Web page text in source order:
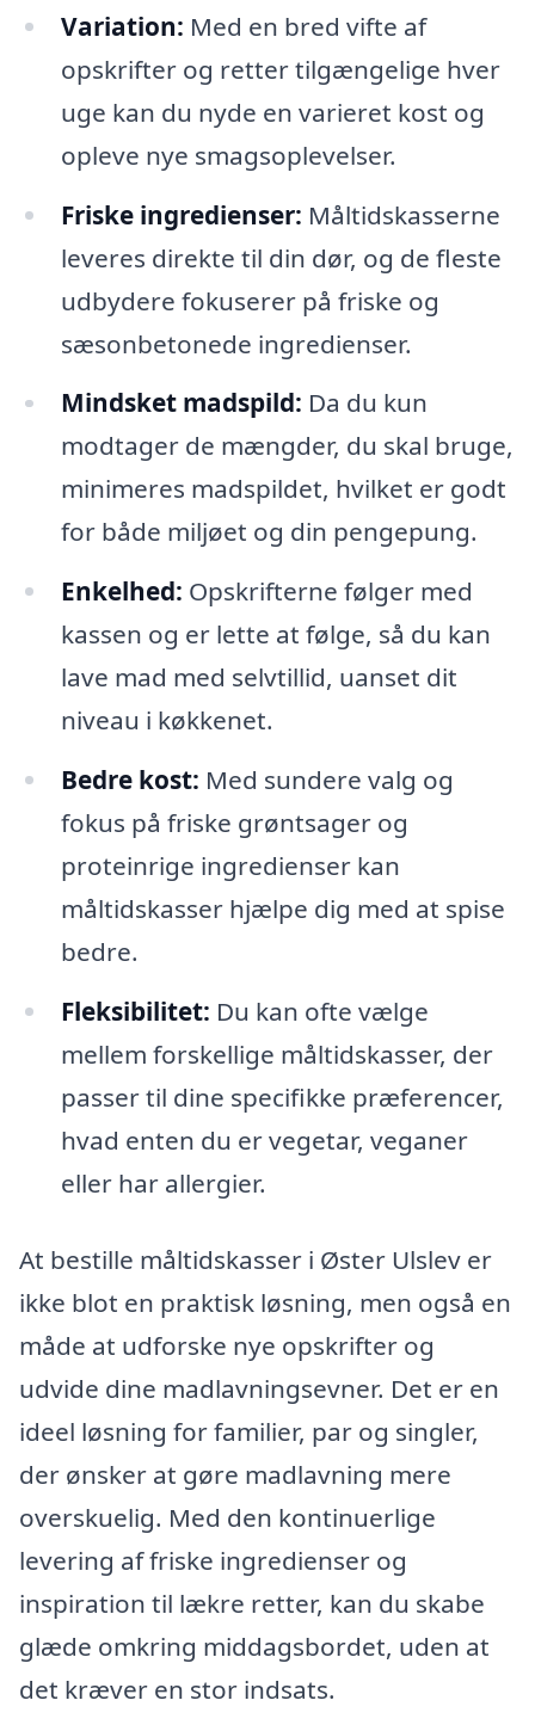
Variation: Med en bred vifte af
opskrifter og retter tilgængelige hver
uge kan du nyde en varieret kost og
opleve nye smagsoplevelser.
Friske ingredienser: Måltidskasserne
leveres direkte til din dør, og de fleste
udbydere fokuserer på friske og
sæsonbetonede ingredienser.
Mindsket madspild: Da du kun
modtager de mængder, du skal bruge,
minimeres madspildet, hvilket er godt
for både miljøet og din pengepung.
Enkelhed: Opskrifterne følger med
kassen og er lette at følge, så du kan
lave mad med selvtillid, uanset dit
niveau i køkkenet.
Bedre kost: Med sundere valg og
fokus på friske grøntsager og
proteinrige ingredienser kan
måltidskasser hjælpe dig med at spise
bedre.
Fleksibilitet: Du kan ofte vælge
mellem forskellige måltidskasser, der
passer til dine specifikke præferencer,
hvad enten du er vegetar, veganer
eller har allergier.
At bestille måltidskasser i Øster Ulslev er
ikke blot en praktisk løsning, men også en
måde at udforske nye opskrifter og
udvide dine madlavningsevner. Det er en
ideel løsning for familier, par og singler,
der ønsker at gøre madlavning mere
overskuelig. Med den kontinuerlige
levering af friske ingredienser og
inspiration til lækre retter, kan du skabe
glæde omkring middagsbordet, uden at
det kræver en stor indsats.